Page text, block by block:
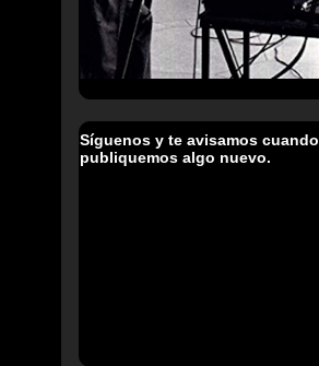
Síguenos y te avisamos cuando
publiquemos algo nuevo.